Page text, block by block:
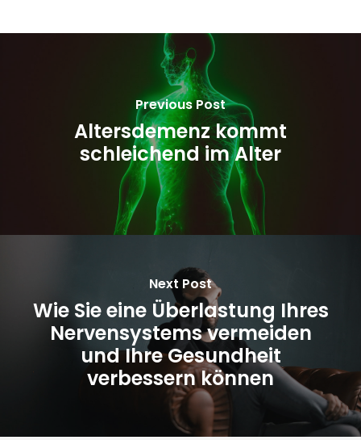
Previous Post
Altersdemenz kommt
schleichend im Alter
Next Post
Wie Sie eine Überlastung Ihres
Nervensystems vermeiden
und Ihre Gesundheit
verbessern können